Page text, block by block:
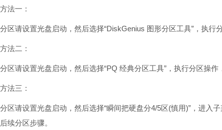
方法一：
分区请设置光盘启动，然后选择“DiskGenius 图形分区工具”，执行
方法二：
分区请设置光盘启动，然后选择“PQ 经典分区工具”，执行分区操
方法三：
分区请设置光盘启动，然后选择“瞬间把硬盘分4/5区(慎用)”，进入
后续分区步骤。